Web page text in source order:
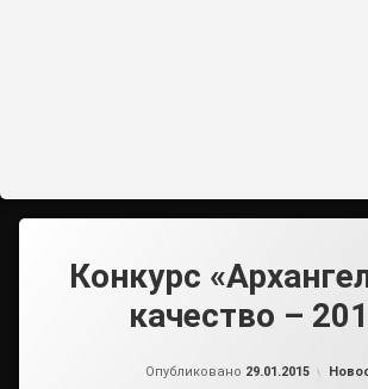
Конкурс
качество –
Опубликовано 29.01.2015